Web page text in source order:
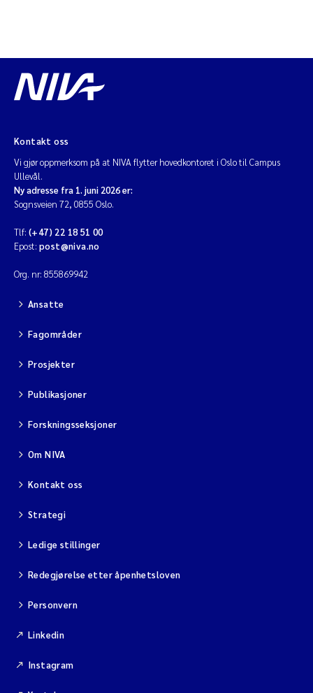
Kontakt oss
Vi gjør oppmerksom på at NIVA flytter hovedkontoret i Oslo til Campus
Ullevål.
Ny adresse fra 1. juni 2026 er:
Sognsveien 72, 0855 Oslo.
Tlf: (+47) 22 18 51 00
Epost: post@niva.no
Org. nr: 855869942
Ansatte
Fagområder
Prosjekter
Publikasjoner
Forskningsseksjoner
Om NIVA
Kontakt oss
Strategi
Ledige stillinger
Redegjørelse etter åpenhetsloven
Personvern
Linkedin
Instagram